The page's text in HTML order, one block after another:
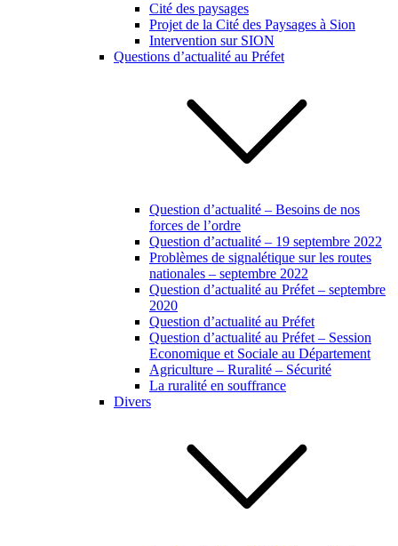
Cité des paysages
Projet de la Cité des Paysages à Sion
Intervention sur SION
Questions d’actualité au Préfet
Question d’actualité – Besoins de nos
forces de l’ordre
Question d’actualité – 19 septembre 2022
Problèmes de signalétique sur les routes
nationales – septembre 2022
Question d’actualité au Préfet – septembre
2020
Question d’actualité au Préfet
Question d’actualité au Préfet – Session
Economique et Sociale au Département
Agriculture – Ruralité – Sécurité
La ruralité en souffrance
Divers